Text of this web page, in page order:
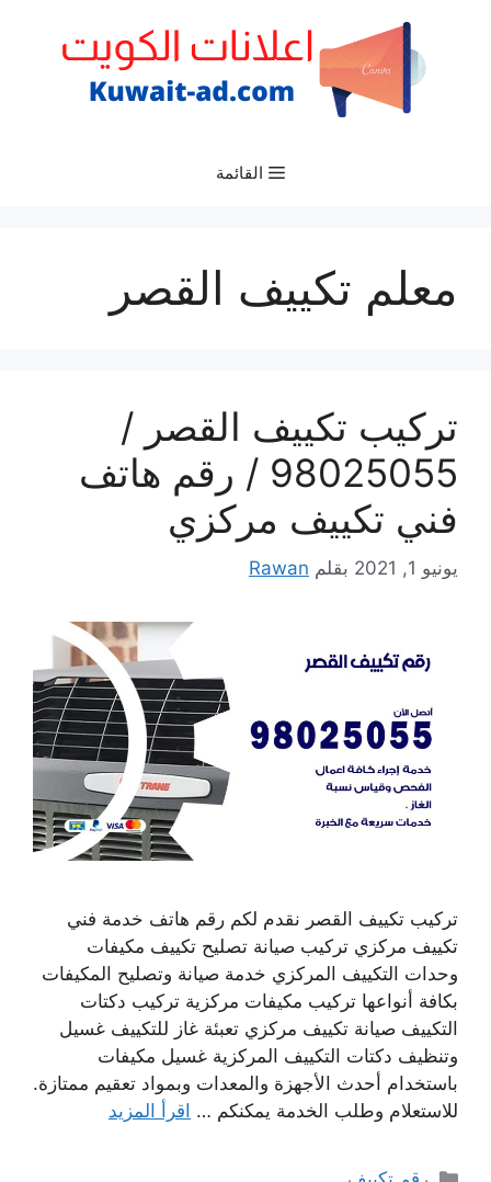
القائمة
معلم تكييف القصر
تركيب تكييف القصر /
98025055 / رقم هاتف
فني تكييف مركزي
يونيو 1, 2021 بقلم Rawan
تركيب تكييف القصر نقدم لكم رقم هاتف خدمة فني
تكييف مركزي تركيب صيانة تصليح تكييف مكيفات
وحدات التكييف المركزي خدمة صيانة وتصليح المكيفات
بكافة أنواعها تركيب مكيفات مركزية تركيب دكتات
التكييف صيانة تكييف مركزي تعبئة غاز للتكييف غسيل
وتنظيف دكتات التكييف المركزية غسيل مكيفات
باستخدام أحدث الأجهزة والمعدات وبمواد تعقيم ممتازة.
للاستعلام وطلب الخدمة يمكنكم … اقرأ المزيد
التصنيفات